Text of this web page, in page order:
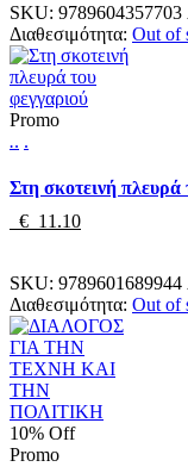
SKU: 9789604357703
Διαθεσιμότητα: Out of
Promo
.. .
Στη σκοτεινή πλευρά
€ 11.10
SKU: 9789601689944
Διαθεσιμότητα: Out of
10% Off
Promo